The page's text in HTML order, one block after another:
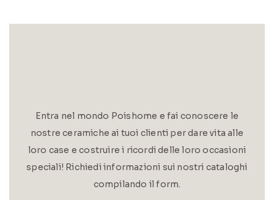
Entra nel mondo Poishome e fai conoscere le
nostre ceramiche ai tuoi clienti per dare vita alle
loro case e costruire i ricordi delle loro occasioni
speciali! Richiedi informazioni sui nostri cataloghi
compilando il form.